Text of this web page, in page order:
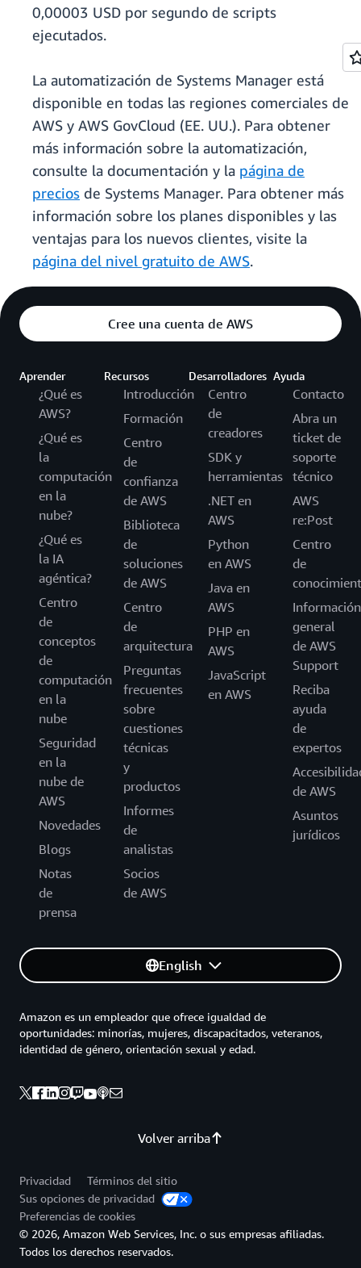
0,00003 USD por segundo de scripts
ejecutados.
La automatización de Systems Manager está
disponible en todas las regiones comerciales de
AWS y AWS GovCloud (EE. UU.). Para obtener
más información sobre la automatización,
consulte la documentación y la página de
precios de Systems Manager. Para obtener más
información sobre los planes disponibles y las
ventajas para los nuevos clientes, visite la
página del nivel gratuito de AWS.
Cree una cuenta de AWS
Aprender
¿Qué es
AWS?
¿Qué es
la
computación
en la
nube?
¿Qué es
la IA
agéntica?
Centro
de
conceptos
de
computación
en la
nube
Seguridad
en la
nube de
AWS
Novedades
Blogs
Notas
de
prensa
Recursos
Introducción
Formación
Centro
de
confianza
de AWS
Biblioteca
de
soluciones
de AWS
Centro
de
arquitectura
Preguntas
frecuentes
sobre
cuestiones
técnicas
y
productos
Informes
de
analistas
Socios
de AWS
Desarrolladores
Centro
de
creadores
SDK y
herramientas
.NET en
AWS
Python
en AWS
Java en
AWS
PHP en
AWS
JavaScript
en AWS
Ayuda
Contacto
Abra un
ticket de
soporte
técnico
AWS
re:Post
Centro
de
Información
general
de AWS
Support
Reciba
ayuda
de
expertos
de AWS
Asuntos
jurídicos
English
Volver arriba
Amazon es un empleador que ofrece igualdad de
oportunidades: minorías, mujeres, discapacitados, veteranos,
identidad de género, orientación sexual y edad.
Privacidad
Términos del sitio
Sus opciones de privacidad
Preferencias de cookies
© 2026, Amazon Web Services, Inc. o sus empresas afiliadas.
Todos los derechos reservados.